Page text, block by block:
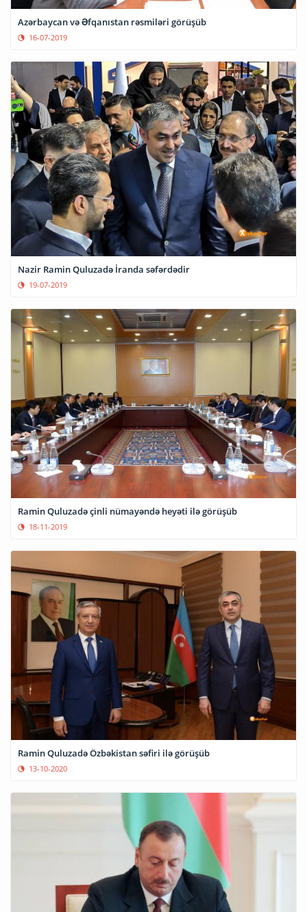
Azərbaycan və Əfqanıstan rəsmiləri görüşüb
16-07-2019
Nazir Ramin Quluzadə İranda səfərdədir
19-07-2019
Ramin Quluzadə çinli nümayəndə heyəti ilə görüşüb
18-11-2019
Ramin Quluzadə Özbəkistan səfiri ilə görüşüb
13-10-2020